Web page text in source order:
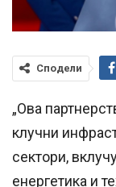
Сподели
„Ова
клучни
сектори,
енергетика и